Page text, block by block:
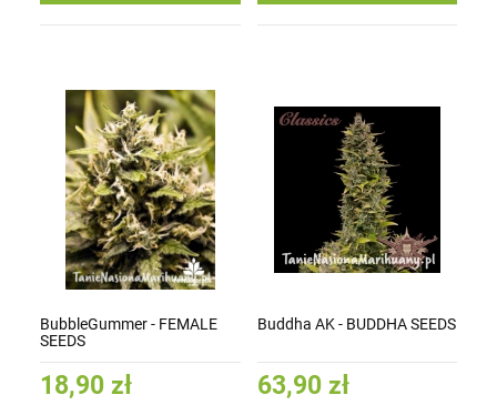
BubbleGummer - FEMALE
SEEDS
18,90 zł
Buddha AK - BUDDHA SEEDS
63,90 zł